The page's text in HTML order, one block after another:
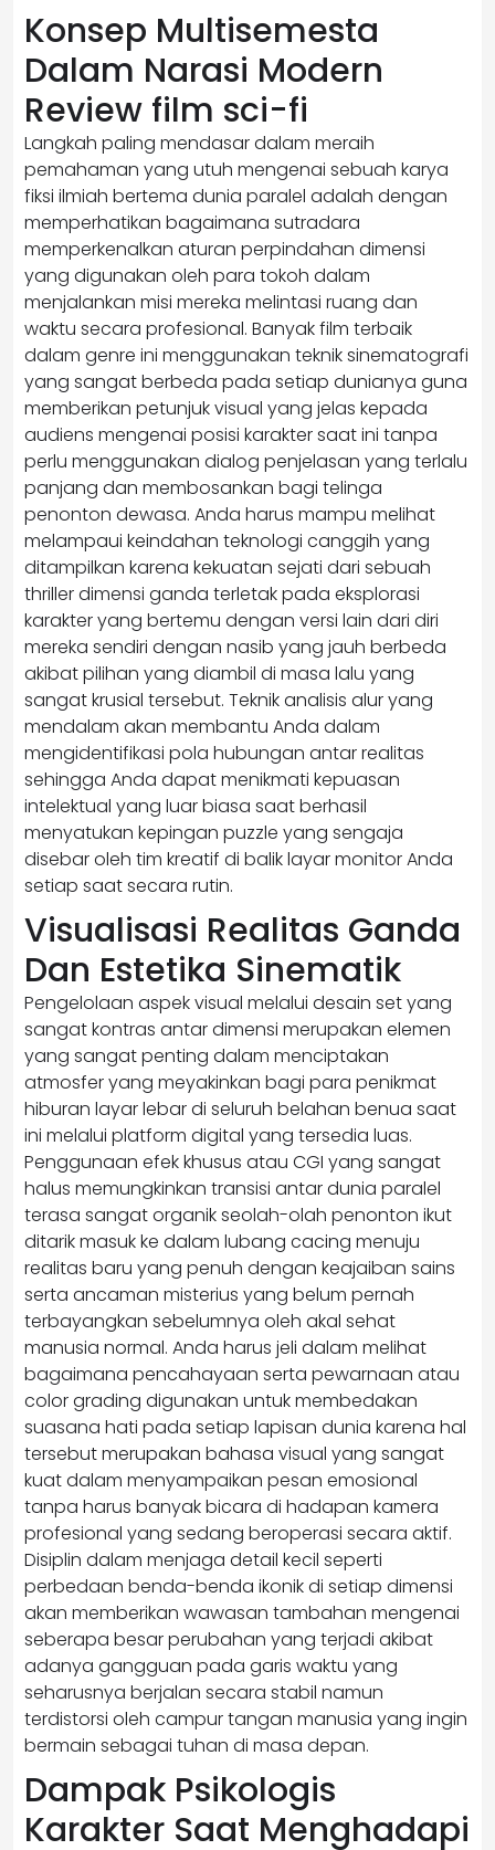
Konsep Multisemesta
Dalam Narasi Modern
Review film sci-fi
Langkah paling mendasar dalam meraih
pemahaman yang utuh mengenai sebuah karya
fiksi ilmiah bertema dunia paralel adalah dengan
memperhatikan bagaimana sutradara
memperkenalkan aturan perpindahan dimensi
yang digunakan oleh para tokoh dalam
menjalankan misi mereka melintasi ruang dan
waktu secara profesional. Banyak film terbaik
dalam genre ini menggunakan teknik sinematografi
yang sangat berbeda pada setiap dunianya guna
memberikan petunjuk visual yang jelas kepada
audiens mengenai posisi karakter saat ini tanpa
perlu menggunakan dialog penjelasan yang terlalu
panjang dan membosankan bagi telinga
penonton dewasa. Anda harus mampu melihat
melampaui keindahan teknologi canggih yang
ditampilkan karena kekuatan sejati dari sebuah
thriller dimensi ganda terletak pada eksplorasi
karakter yang bertemu dengan versi lain dari diri
mereka sendiri dengan nasib yang jauh berbeda
akibat pilihan yang diambil di masa lalu yang
sangat krusial tersebut. Teknik analisis alur yang
mendalam akan membantu Anda dalam
mengidentifikasi pola hubungan antar realitas
sehingga Anda dapat menikmati kepuasan
intelektual yang luar biasa saat berhasil
menyatukan kepingan puzzle yang sengaja
disebar oleh tim kreatif di balik layar monitor Anda
setiap saat secara rutin.
Visualisasi Realitas Ganda
Dan Estetika Sinematik
Pengelolaan aspek visual melalui desain set yang
sangat kontras antar dimensi merupakan elemen
yang sangat penting dalam menciptakan
atmosfer yang meyakinkan bagi para penikmat
hiburan layar lebar di seluruh belahan benua saat
ini melalui platform digital yang tersedia luas.
Penggunaan efek khusus atau CGI yang sangat
halus memungkinkan transisi antar dunia paralel
terasa sangat organik seolah-olah penonton ikut
ditarik masuk ke dalam lubang cacing menuju
realitas baru yang penuh dengan keajaiban sains
serta ancaman misterius yang belum pernah
terbayangkan sebelumnya oleh akal sehat
manusia normal. Anda harus jeli dalam melihat
bagaimana pencahayaan serta pewarnaan atau
color grading digunakan untuk membedakan
suasana hati pada setiap lapisan dunia karena hal
tersebut merupakan bahasa visual yang sangat
kuat dalam menyampaikan pesan emosional
tanpa harus banyak bicara di hadapan kamera
profesional yang sedang beroperasi secara aktif.
Disiplin dalam menjaga detail kecil seperti
perbedaan benda-benda ikonik di setiap dimensi
akan memberikan wawasan tambahan mengenai
seberapa besar perubahan yang terjadi akibat
adanya gangguan pada garis waktu yang
seharusnya berjalan secara stabil namun
terdistorsi oleh campur tangan manusia yang ingin
bermain sebagai tuhan di masa depan.
Dampak Psikologis
Karakter Saat Menghadapi